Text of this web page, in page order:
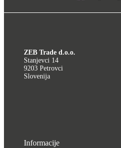
ZEB Trade d.o.o.
Stanjevci 14
9203 Petrovci
Slovenija
Informacije